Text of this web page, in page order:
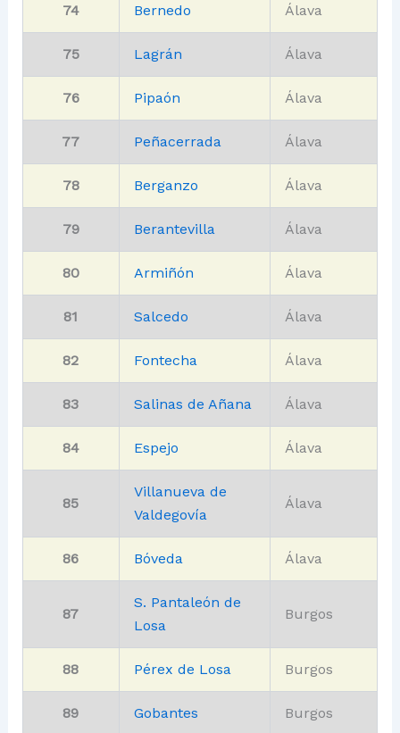
74 Bernedo Álava
75 Lagrán Álava
76 Pipaón Álava
77 Peñacerrada Álava
78 Berganzo Álava
79 Berantevilla Álava
80 Armiñón Álava
81 Salcedo Álava
82 Fontecha Álava
83 Salinas de Añana Álava
84 Espejo Álava
85
Villanueva de
Valdegovía
Álava
86 Bóveda Álava
87
S. Pantaleón de
Losa
Burgos
88 Pérex de Losa Burgos
89 Gobantes Burgos